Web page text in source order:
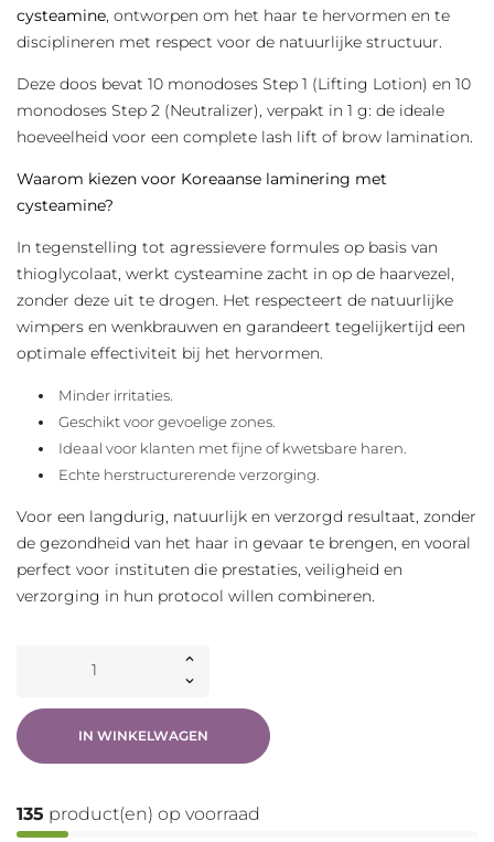
cysteamine , ontworpen om het haar te hervormen en te
disciplineren met respect voor de natuurlijke structuur.
Deze doos bevat 10 monodoses Step 1 (Lifting Lotion) en 10
monodoses Step 2 (Neutralizer), verpakt in 1 g: de ideale
hoeveelheid voor een complete lash lift of brow lamination.
Waarom kiezen voor Koreaanse laminering met
cysteamine?
In tegenstelling tot agressievere formules op basis van
thioglycolaat, werkt cysteamine zacht in op de haarvezel,
zonder deze uit te drogen. Het respecteert de natuurlijke
wimpers en wenkbrauwen en garandeert tegelijkertijd een
optimale effectiviteit bij het hervormen.
Minder irritaties.
Geschikt voor gevoelige zones.
Ideaal voor klanten met fijne of kwetsbare haren.
Echte herstructurerende verzorging.
Voor een langdurig, natuurlijk en verzorgd resultaat, zonder
de gezondheid van het haar in gevaar te brengen, en vooral
perfect voor instituten die prestaties, veiligheid en
verzorging in hun protocol willen combineren.
IN WINKELWAGEN
135 product(en) op voorraad